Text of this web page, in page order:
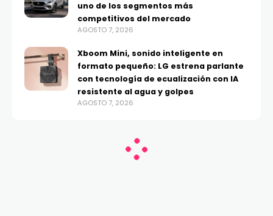
uno de los segmentos más
competitivos del mercado
AGOSTO 7, 2026
Xboom Mini, sonido inteligente en
formato pequeño: LG estrena parlante
con tecnología de ecualización con IA
resistente al agua y golpes
AGOSTO 7, 2026